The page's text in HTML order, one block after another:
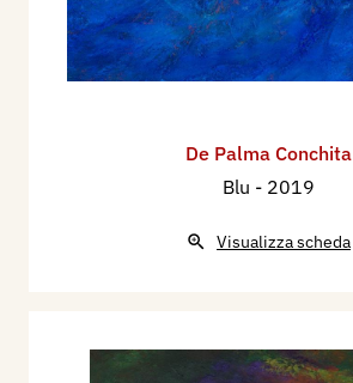
De Palma Conchita
Blu - 2019
Visualizza scheda